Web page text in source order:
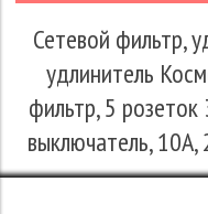
Сетевой фильтр,
удлинитель
фильтр, 5 розеток
выключатель,